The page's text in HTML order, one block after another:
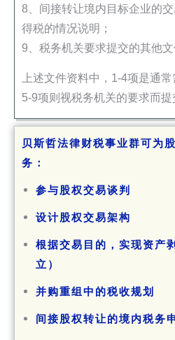
8、间接转让境内目标企业的
得税的情况说明；
9、税务机关要求提交的其他文
上述文件资料中，1-4项是通
5-9项则视税务机关的要求而提
贝斯哲法律财税事业群可为
务：
参与股权交易谈判
设计股权交易架构
根据交易目的，实现资产
立）
并购重组中的税收规划
间接股权转让的境内税务